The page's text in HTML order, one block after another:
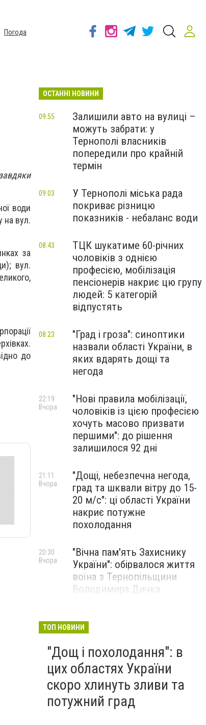
Погода
води
на вул.
за
вул.
до
ОСТАННІ НОВИНИ
Залишили авто на вулиці –
можуть забрати: у
Тернополі власників
попередили про крайній
термін
09:55
У Тернополі міська рада
покриває різницю
показників - небаланс води
09:03
ТЦК шукатиме 60-річних
чоловіків з однією
професією, мобілізація
пенсіонерів накриє цю групу
людей: 5 категорій
відпустять
08:43
"Град і гроза": синоптики
назвали області України, в
яких вдарять дощі та
негода
08:23
"Нові правила мобілізації,
чоловіків із цією професією
хочуть масово призвати
першими": до рішення
залишилося 92 дні
22:19
Вчора
"Дощі, небезпечна негода,
град та шквали вітру до 15-
20 м/с": ці області України
накриє потужне
похолодання
21:11
Вчора
"Вічна пам'ять Захиснику
України": обірвалося життя
воїна з Тернопільщини
Володимира Дичка
20:30
Вчора
штрафувати за 3 вчинки,
додому": змусять оплатити
величезні суми
Вчора
ТОП НОВИНИ
"Дощ і похолодання": в
цих областях України
скоро хлинуть зливи та
потужний град